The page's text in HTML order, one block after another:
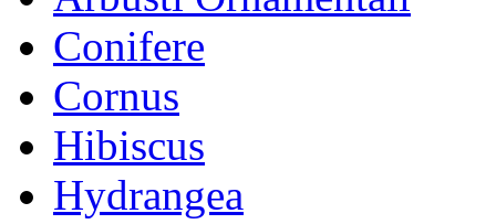
Conifere
Cornus
Hibiscus
Hydrangea